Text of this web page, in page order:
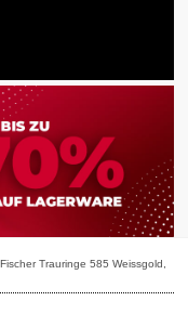
Fischer Trauringe 585 Weissgold,